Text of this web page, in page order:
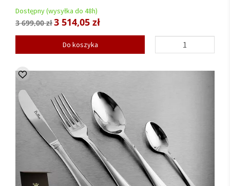
Dostępny (wysyłka do 48h)
3 699,00 zł3 514,05 zł
Do koszyka